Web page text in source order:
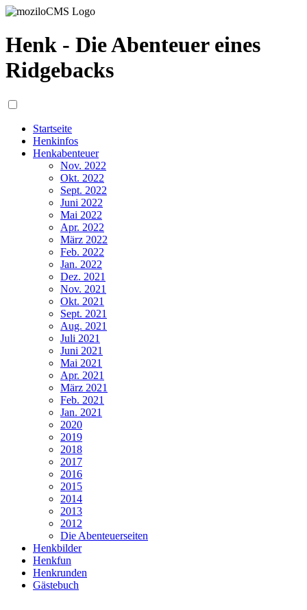
Henk - Die Abenteuer eines
Ridgebacks
Startseite
Henkinfos
Henkabenteuer
Nov. 2022
Okt. 2022
Sept. 2022
Juni 2022
Mai 2022
Apr. 2022
März 2022
Feb. 2022
Jan. 2022
Dez. 2021
Nov. 2021
Okt. 2021
Sept. 2021
Aug. 2021
Juli 2021
Juni 2021
Mai 2021
Apr. 2021
März 2021
Feb. 2021
Jan. 2021
2020
2019
2018
2017
2016
2015
2014
2013
2012
Die Abenteuerseiten
Henkbilder
Henkfun
Henkrunden
Gästebuch